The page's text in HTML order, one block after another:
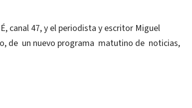
canal 47, y el periodista y escritor Miguel
de un nuevo programa matutino de noticias,